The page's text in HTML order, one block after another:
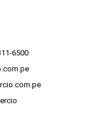
6500